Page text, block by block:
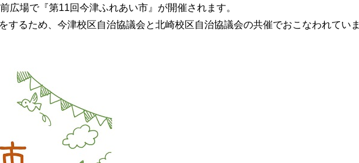
広場で『第11回今津ふれあい市』が開催されます。
するため、今津校区自治協議会と北崎校区自治協議会の共催でおこなわれていま